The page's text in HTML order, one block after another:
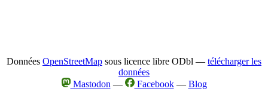
Données OpenStreetMap sous licence libre ODbl — télécharger les
données
Mastodon — Facebook— Blog